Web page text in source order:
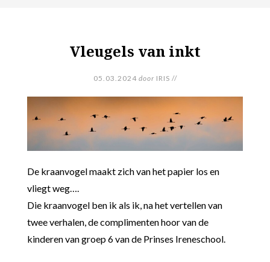
Vleugels van inkt
05.03.2024 door IRIS //
De kraanvogel maakt zich van het papier los en
vliegt weg….
Die kraanvogel ben ik als ik, na het vertellen van
twee verhalen, de complimenten hoor van de
kinderen van groep 6 van de Prinses Ireneschool.